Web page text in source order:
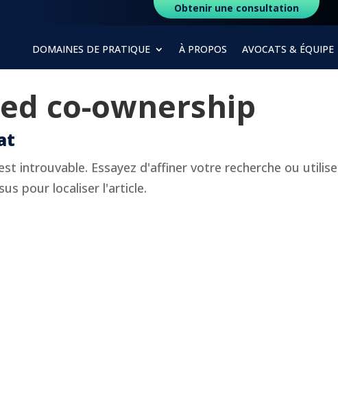
Obtenir une consultation
DOMAINES DE PRATIQUE À PROPOS AVOCATS & ÉQUIPE
co-ownership
introuvable. Essayez d'affiner votre recherche ou
pour localiser l'article.